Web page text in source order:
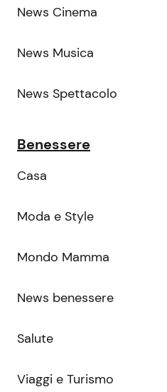
News Cinema
News Musica
News Spettacolo
Benessere
Casa
Moda e Style
Mondo Mamma
News benessere
Salute
Viaggi e Turismo